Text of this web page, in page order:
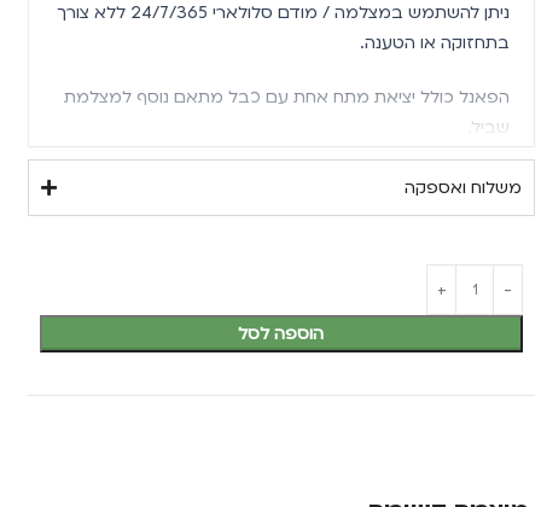
ניתן להשתמש במצלמה / מודם סלולארי 24/7/365 ללא צורך
בתחזוקה או הטענה.
הפאנל כולל יציאת מתח אחת עם כבל מתאם נוסף למצלמת
שביל.
נתונים טכניים
הספק:
משלוח ואספקה
הוספה לסל